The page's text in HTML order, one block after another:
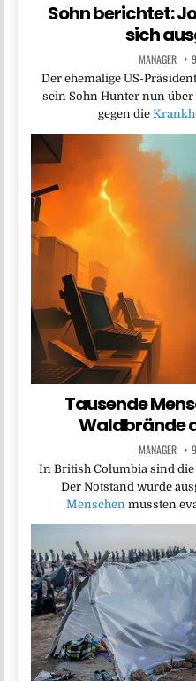
Sohn berichtet:
sich
MANAGER
Der ehemalige US-
sein Sohn Hunter nun
gegen die
Tausende
Waldbrände
MANAGER
In British Columbia sind
Der Notstand wurde
Menschen mussten